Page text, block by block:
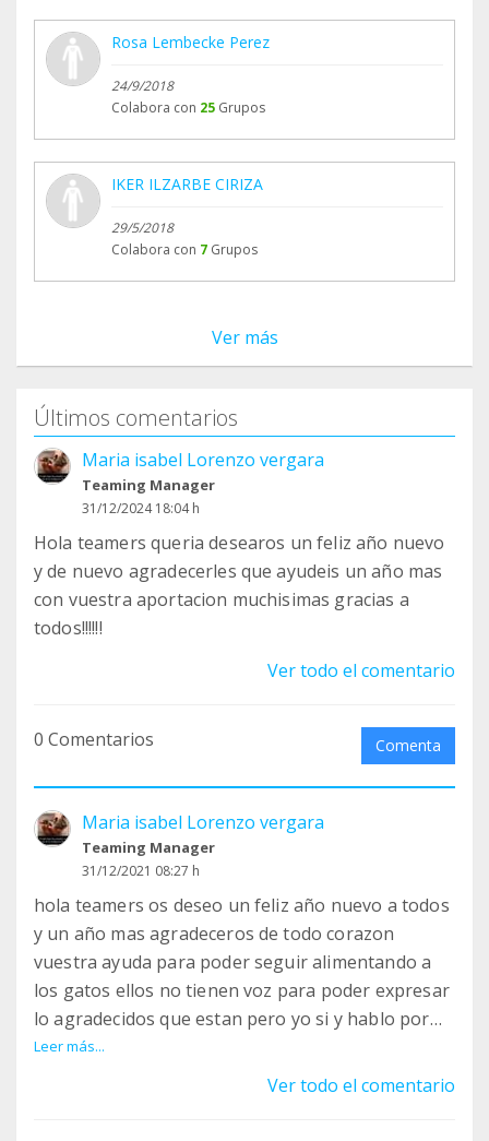
Rosa Lembecke Perez
24/9/2018
Colabora con 25 Grupos
IKER ILZARBE CIRIZA
29/5/2018
Colabora con 7 Grupos
Ver más
Últimos comentarios
Maria isabel Lorenzo vergara
Teaming Manager
31/12/2024 18:04 h
Hola teamers queria desearos un feliz año nuevo
y de nuevo agradecerles que ayudeis un año mas
con vuestra aportacion muchisimas gracias a
todos!!!!!!
Ver todo el comentario
0 Comentarios Comenta
Maria isabel Lorenzo vergara
Teaming Manager
31/12/2021 08:27 h
hola teamers os deseo un feliz año nuevo a todos
y un año mas agradeceros de todo corazon
vuestra ayuda para poder seguir alimentando a
los gatos ellos no tienen voz para poder expresar
lo agradecidos que estan pero yo si y hablo por
ellos gracias de todo corazon un besazo enorme y
de nuevo os deseo muchisima salud y felicidad
Leer más...
Ver todo el comentario